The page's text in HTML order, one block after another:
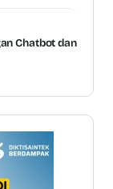
Chatbot dan